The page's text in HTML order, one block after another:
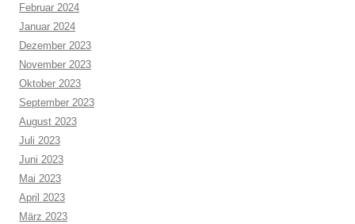
Februar 2024
Januar 2024
Dezember 2023
November 2023
Oktober 2023
September 2023
August 2023
Juli 2023
Juni 2023
Mai 2023
April 2023
März 2023